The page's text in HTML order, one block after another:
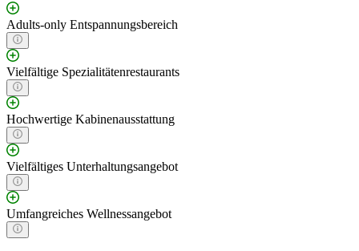
Adults-only Entspannungsbereich
Vielfältige Spezialitätenrestaurants
Hochwertige Kabinenausstattung
Vielfältiges Unterhaltungsangebot
Umfangreiches Wellnessangebot